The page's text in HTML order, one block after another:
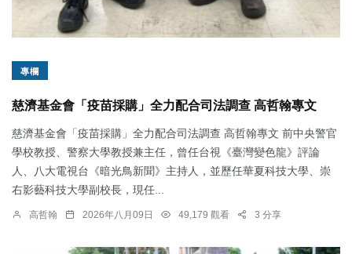
專欄
慈濟基金會「疫苗採購」全力配合司法調查 高哲翰專文
慈濟基金會「疫苗採購」全力配合司法調查 高哲翰專文 前中央警官
學校教授、警察大學教授兼主任，曾任台視《臺灣變色龍》評論
人、八大電視台《暗光鳥新聞》主持人，並歷任華夏科技大學、崇
右影藝科技大學副校長，現任...
高哲翰 2026年八月09日 49,179 觀看 3 分享